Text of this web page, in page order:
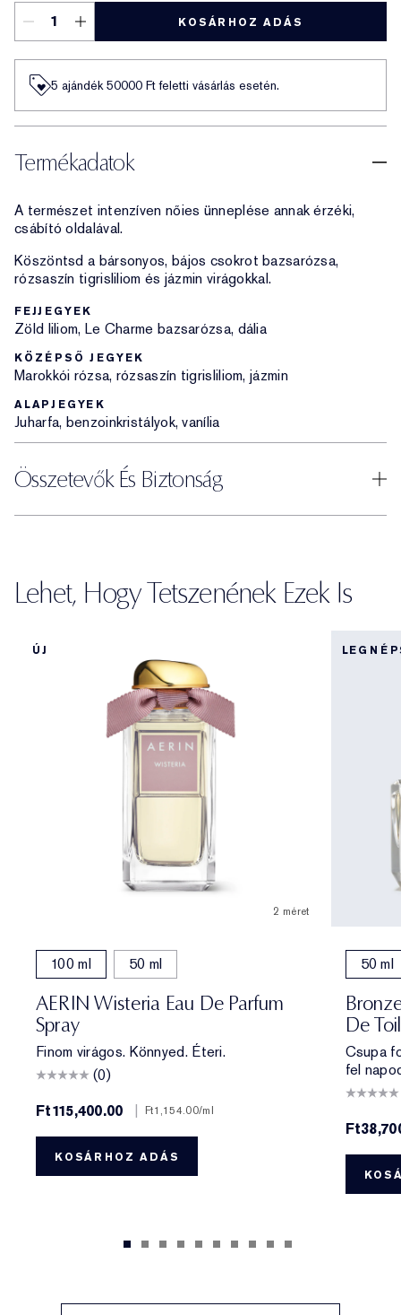
KOSÁRHOZ ADÁS
5 ajándék 50000​ Ft feletti vásárlás esetén.
Termékadatok
A természet intenzíven nőies ünneplése annak érzéki,
csábító oldalával.
Köszöntsd a bársonyos, bájos csokrot bazsarózsa,
rózsaszín tigrisliliom és jázmin virágokkal.
FEJJEGYEK
Zöld liliom, Le Charme bazsarózsa, dália
KÖZÉPSŐ JEGYEK
Marokkói rózsa, rózsaszín tigrisliliom, jázmin
ALAPJEGYEK
Juharfa, benzoinkristályok, vanília
Összetevők És Biztonság
Lehet, Hogy Tetszenének Ezek Is
ÚJ
2 méret
100 ml 50 ml
AERIN Wisteria Eau De Parfum
Spray
Finom virágos. Könnyed. Éteri.
(0)
Ft115,400.00
| Ft1,154.00/ml
KOSÁRHOZ ADÁS
50 ml
De
Csupa
fel